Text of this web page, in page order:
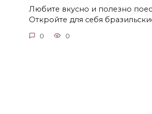
Любите вкусно и полезно
Откройте для себя
0 0